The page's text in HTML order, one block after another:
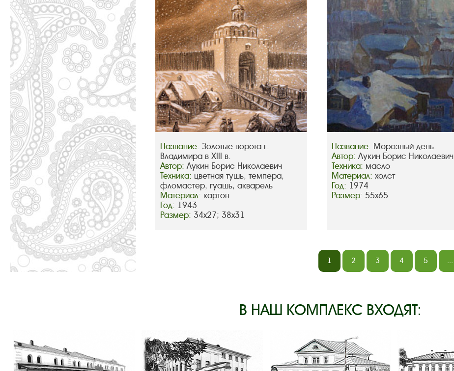
Название: Золотые ворота г.
Владимира в XIII в.
Автор: Лукин Борис Николаевич
Техника: цветная тушь, темпера,
фломастер, гуашь, акварель
Материал: картон
Год: 1943
Размер: 34х27; 38х31
Название: Морозный день.
Автор:Лукин Борис Николаевич
Техника: масло
Материал:холст
Год: 1974
Размер:55х65
1 2 3 4 5 ...
В НАШ КОМПЛЕКС ВХОДЯТ: